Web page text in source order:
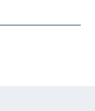
- Apertura in
nuova finestra
di posta
meno